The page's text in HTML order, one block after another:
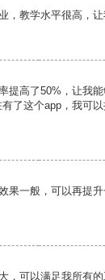
，教学水平很高，让
提高了50%，让我能
了这个app，我可
果一般，可以再提
，可以满足我所有